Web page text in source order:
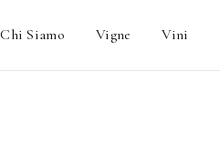
Chi Siamo Vigne Vini